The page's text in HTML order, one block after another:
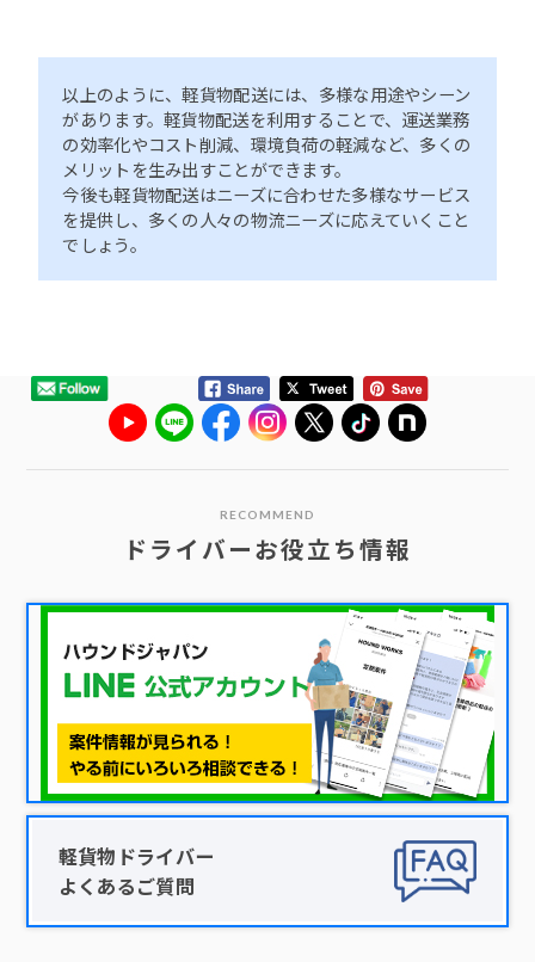
以上のように、軽貨物配送には、多様な用途やシーン
があります。軽貨物配送を利用することで、運送業務
の効率化やコスト削減、環境負荷の軽減など、多くの
メリットを生み出すことができます。
今後も軽貨物配送はニーズに合わせた多様なサービス
を提供し、多くの人々の物流ニーズに応えていくこと
でしょう。
RECOMMEND
ドライバーお役立ち情報
軽貨物ドライバー
よくあるご質問